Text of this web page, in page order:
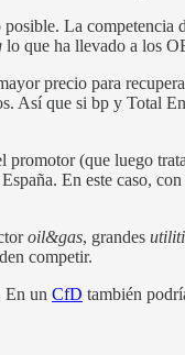
La competencia
lo que ha llevado a los
precio para
Así que si bp y Total
promotor (que luego
En este caso,
oil&gas, grandes
competir.
En un CfD también